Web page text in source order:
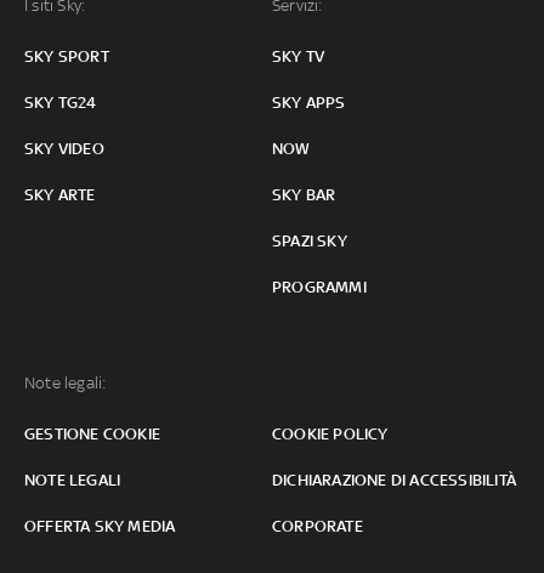
I siti Sky:
SKY SPORT
SKY TG24
SKY VIDEO
SKY ARTE
Servizi:
SKY TV
SKY APPS
NOW
SKY BAR
SPAZI SKY
PROGRAMMI
Note legali:
GESTIONE COOKIE COOKIE POLICY
NOTE LEGALI DICHIARAZIONE DI ACCESSIBILITÀ
OFFERTA SKY MEDIA CORPORATE